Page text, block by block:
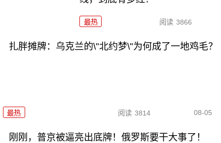
最热 阅读 3866
扎胖摊牌：乌克兰的\"北约梦\"为何成了一地鸡毛？
最热 阅读 3814 08-05
刚刚，普京被逼亮出底牌！俄罗斯要干大事了！